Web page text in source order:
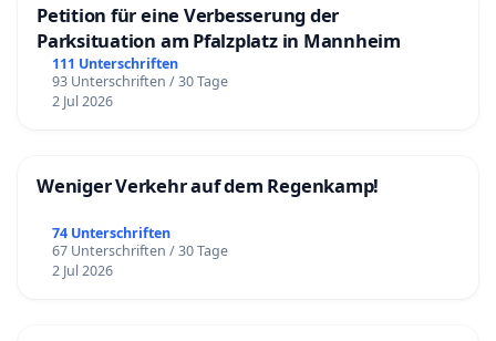
Petition für eine Verbesserung der
Parksituation am Pfalzplatz in Mannheim
111 Unterschriften
93 Unterschriften / 30 Tage
2 Jul 2026
Weniger Verkehr auf dem Regenkamp!
74 Unterschriften
67 Unterschriften / 30 Tage
2 Jul 2026